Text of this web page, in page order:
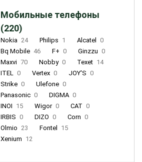
Мобильные телефоны
(220)
Nokia 24 Philips 1 Alcatel
0
Bq Mobile 46 F+ 0 Ginzzu 0
Maxvi 70 Nobby 0 Texet 14
ITEL 0 Vertex 0 JOY'S 0
Strike 0 Ulefone 0
Panasonic 0 DIGMA 0
INOI 15 Wigor 0 CAT 0
IRBIS 0 DIZO 0 Corn 0
Olmio 23 Fontel
15
Xenium 12